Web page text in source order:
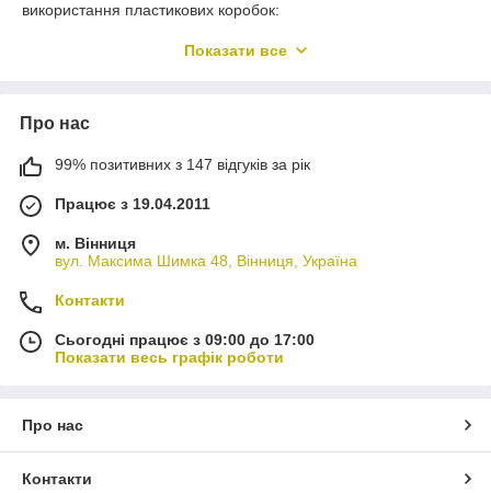
використання пластикових коробок:
Практична міцна упаковка, яка збереже цілісність
Великий вибір форм та розмірів коробок дозволяє
виробів.
Купивши, упаковку для кондитерських виробів на нашому
сайті, ми гарантуємо якість продукції від виробника в
залишивши заявку на сайті або зв'язавшись з нашими
асортименті представлені різні види упаковки для інших видів
харчових товарів.
Показати все
Про нас
99% позитивних з 147 відгуків за рік
Працює з 19.04.2011
м. Вінниця
вул. Максима Шимка 48, Вінниця, Україна
Контакти
Сьогодні працює з 09:00 до 17:00
Показати весь графік роботи
Про нас
Контакти